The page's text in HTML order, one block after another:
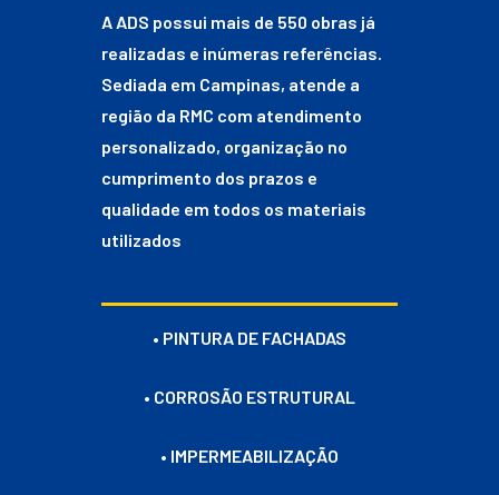
A ADS possui mais de 550 obras já
realizadas e inúmeras referências.
Sediada em Campinas, atende a
região da RMC com atendimento
personalizado, organização no
cumprimento dos prazos e
qualidade em todos os materiais
utilizados
• PINTURA DE FACHADAS
• CORROSÃO ESTRUTURAL
• IMPERMEABILIZAÇÃO